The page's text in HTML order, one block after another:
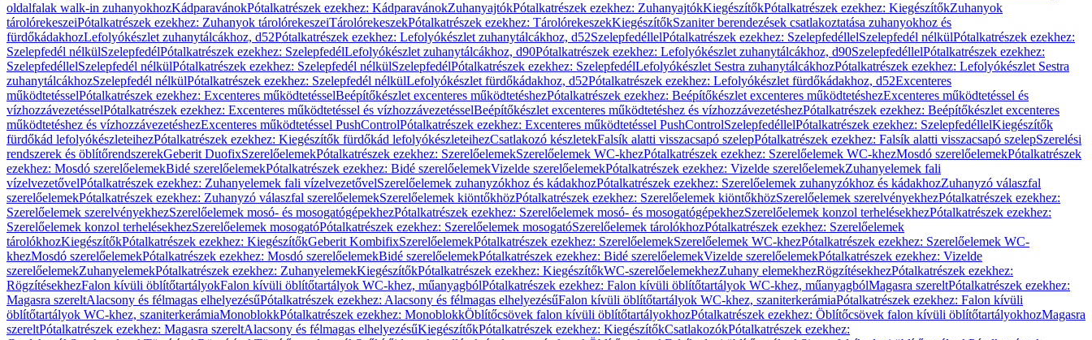
oldalfalak walk-in zuhanyokhozKádparavánokPótalkatrészek ezekhez: KádparavánokZuhanyajtókPótalkatrészek ezekhez: ZuhanyajtókKiegészítőkPótalkatrészek ezekhez: KiegészítőkZuhanyok
tárolórekeszeiPótalkatrészek ezekhez: Zuhanyok tárolórekeszeiTárolórekeszekPótalkatrészek ezekhez: TárolórekeszekKiegészítőkSzaniter berendezések csatlakoztatása zuhanyokhoz és
fürdőkádakhozLefolyókészlet zuhanytálcákhoz, d52Pótalkatrészek ezekhez: Lefolyókészlet zuhanytálcákhoz, d52SzelepfedéllelPótalkatrészek ezekhez: SzelepfedéllelSzelepfedél nélkülPótalkatrészek ezekhez:
Szelepfedél nélkülSzelepfedélPótalkatrészek ezekhez: SzelepfedélLefolyókészlet zuhanytálcákhoz, d90Pótalkatrészek ezekhez: Lefolyókészlet zuhanytálcákhoz, d90SzelepfedéllelPótalkatrészek ezekhez:
SzelepfedéllelSzelepfedél nélkülPótalkatrészek ezekhez: Szelepfedél nélkülSzelepfedélPótalkatrészek ezekhez: SzelepfedélLefolyókészlet Sestra zuhanytálcákhozPótalkatrészek ezekhez: Lefolyókészlet Sestra
zuhanytálcákhozSzelepfedél nélkülPótalkatrészek ezekhez: Szelepfedél nélkülLefolyókészlet fürdőkádakhoz, d52Pótalkatrészek ezekhez: Lefolyókészlet fürdőkádakhoz, d52Excenteres
működtetésselPótalkatrészek ezekhez: Excenteres működtetésselBeépítőkészlet excenteres működtetéshezPótalkatrészek ezekhez: Beépítőkészlet excenteres működtetéshezExcenteres működtetéssel és
vízhozzávezetésselPótalkatrészek ezekhez: Excenteres működtetéssel és vízhozzávezetésselBeépítőkészlet excenteres működtetéshez és vízhozzávezetéshezPótalkatrészek ezekhez: Beépítőkészlet excenteres
működtetéshez és vízhozzávezetéshezExcenteres működtetéssel PushControlPótalkatrészek ezekhez: Excenteres működtetéssel PushControlSzelepfedéllelPótalkatrészek ezekhez: SzelepfedéllelKiegészítők
fürdőkád lefolyókészleteihezPótalkatrészek ezekhez: Kiegészítők fürdőkád lefolyókészleteihezCsatlakozó készletekFalsík alatti visszacsapó szelepPótalkatrészek ezekhez: Falsík alatti visszacsapó szelepSzerelési
rendszerek és öblítőrendszerekGeberit DuofixSzerelőelemekPótalkatrészek ezekhez: SzerelőelemekSzerelőelemek WC-khezPótalkatrészek ezekhez: Szerelőelemek WC-khezMosdó szerelőelemekPótalkatrészek
ezekhez: Mosdó szerelőelemekBidé szerelőelemekPótalkatrészek ezekhez: Bidé szerelőelemekVizelde szerelőelemekPótalkatrészek ezekhez: Vizelde szerelőelemekZuhanyelemek fali
vízelvezetővelPótalkatrészek ezekhez: Zuhanyelemek fali vízelvezetővelSzerelőelemek zuhanyzókhoz és kádakhozPótalkatrészek ezekhez: Szerelőelemek zuhanyzókhoz és kádakhozZuhanyzó válaszfal
szerelőelemekPótalkatrészek ezekhez: Zuhanyzó válaszfal szerelőelemekSzerelőelemek kiöntőkhözPótalkatrészek ezekhez: Szerelőelemek kiöntőkhözSzerelőelemek szerelvényekhezPótalkatrészek ezekhez:
Szerelőelemek szerelvényekhezSzerelőelemek mosó- és mosogatógépekhezPótalkatrészek ezekhez: Szerelőelemek mosó- és mosogatógépekhezSzerelőelemek konzol terhelésekhezPótalkatrészek ezekhez:
Szerelőelemek konzol terhelésekhezSzerelőelemek mosogatóPótalkatrészek ezekhez: Szerelőelemek mosogatóSzerelőelemek tárolókhozPótalkatrészek ezekhez: Szerelőelemek
tárolókhozKiegészítőkPótalkatrészek ezekhez: KiegészítőkGeberit KombifixSzerelőelemekPótalkatrészek ezekhez: SzerelőelemekSzerelőelemek WC-khezPótalkatrészek ezekhez: Szerelőelemek WC-
khezMosdó szerelőelemekPótalkatrészek ezekhez: Mosdó szerelőelemekBidé szerelőelemekPótalkatrészek ezekhez: Bidé szerelőelemekVizelde szerelőelemekPótalkatrészek ezekhez: Vizelde
szerelőelemekZuhanyelemekPótalkatrészek ezekhez: ZuhanyelemekKiegészítőkPótalkatrészek ezekhez: KiegészítőkWC-szerelőelemekhezZuhany elemekhezRögzítésekhezPótalkatrészek ezekhez:
RögzítésekhezFalon kívüli öblítőtartályokFalon kívüli öblítőtartályok WC-khez, műanyagbólPótalkatrészek ezekhez: Falon kívüli öblítőtartályok WC-khez, műanyagbólMagasra szereltPótalkatrészek ezekhez:
Magasra szereltAlacsony és félmagas elhelyezésűPótalkatrészek ezekhez: Alacsony és félmagas elhelyezésűFalon kívüli öblítőtartályok WC-khez, szaniterkerámiaPótalkatrészek ezekhez: Falon kívüli
öblítőtartályok WC-khez, szaniterkerámiaMonoblokkPótalkatrészek ezekhez: MonoblokkÖblítőcsövek falon kívüli öblítőtartályokhozPótalkatrészek ezekhez: Öblítőcsövek falon kívüli öblítőtartályokhozMagasra
szereltPótalkatrészek ezekhez: Magasra szereltAlacsony és félmagas elhelyezésűKiegészítőkPótalkatrészek ezekhez: KiegészítőkCsatlakozókPótalkatrészek ezekhez: